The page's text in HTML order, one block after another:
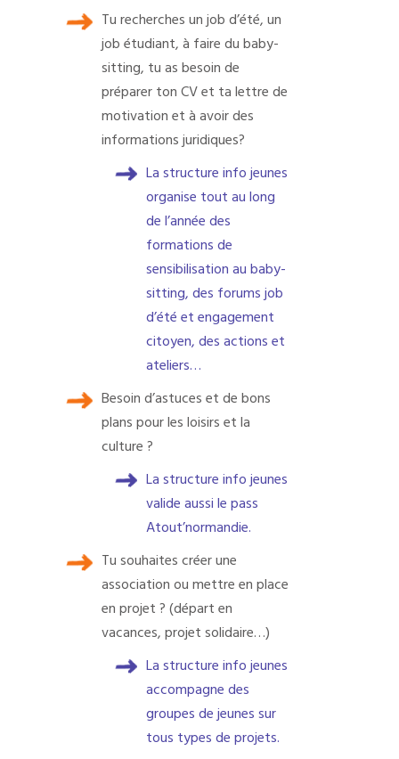
Tu recherches un job d’été, un
job étudiant, à faire du baby-
sitting, tu as besoin de
préparer ton CV et ta lettre de
motivation et à avoir des
informations juridiques?
La structure info jeunes
organise tout au long
de l’année des
formations de
sensibilisation au baby-
sitting, des forums job
d’été et engagement
citoyen, des actions et
ateliers…
Besoin d’astuces et de bons
plans pour les loisirs et la
culture ?
La structure info jeunes
valide aussi le pass
Atout’normandie.
Tu souhaites créer une
association ou mettre en place
en projet ? (départ en
vacances, projet solidaire…)
La structure info jeunes
accompagne des
groupes de jeunes sur
tous types de projets.